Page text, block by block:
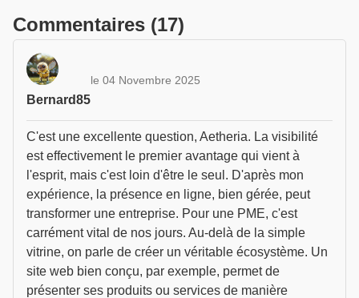
Commentaires (17)
Bernard85
le 04 Novembre 2025
C'est une excellente question, Aetheria. La visibilité
est effectivement le premier avantage qui vient à
l'esprit, mais c'est loin d'être le seul. D'après mon
expérience, la présence en ligne, bien gérée, peut
transformer une entreprise. Pour une PME, c'est
carrément vital de nos jours. Au-delà de la simple
vitrine, on parle de créer un véritable écosystème. Un
site web bien conçu, par exemple, permet de
présenter ses produits ou services de manière